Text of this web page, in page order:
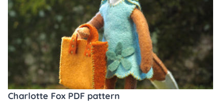
Charlotte Fox PDF pattern